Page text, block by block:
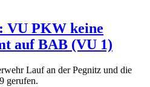
VU PKW keine
auf BAB (VU 1)
Lauf an der Pegnitz und die
gerufen.